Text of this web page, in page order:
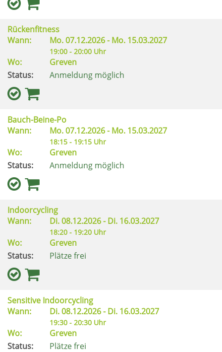
Rückenfitness
Wann:
Mo.07.12.2026 -Mo. 15.03.2027
19:00 - 20:00 Uhr
Wo:
Greven
Status:
Anmeldung möglich
Bauch-Beine-Po
Wann:
Mo.07.12.2026 -Mo. 15.03.2027
18:15 - 19:15 Uhr
Wo:
Greven
Status:
Anmeldung möglich
Indoorcycling
Wann:
Di.08.12.2026 -Di. 16.03.2027
18:20 - 19:20 Uhr
Wo:
Greven
Status:
Plätze frei
Sensitive Indoorcycling
Wann:
Di.08.12.2026 -Di. 16.03.2027
19:30 - 20:30 Uhr
Wo:
Greven
Status:
Plätze frei